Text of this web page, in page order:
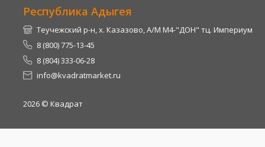
Республика Адыгея
Теучежский р-н, х. Казазово, А/М М4-"ДОН" тц. Империум
8 (800) 775-13-45
8 (804) 333-06-28
info@kvadratmarket.ru
2026 © Квадрат